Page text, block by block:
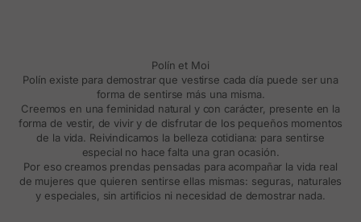
Polín et Moi
Polín existe para demostrar que vestirse cada día puede ser una
forma de sentirse más una misma.
Creemos en una feminidad natural y con carácter, presente en la
forma de vestir, de vivir y de disfrutar de los pequeños momentos
de la vida. Reivindicamos la belleza cotidiana: para sentirse
especial no hace falta una gran ocasión.
Por eso creamos prendas pensadas para acompañar la vida real
de mujeres que quieren sentirse ellas mismas: seguras, naturales
y especiales, sin artificios ni necesidad de demostrar nada.